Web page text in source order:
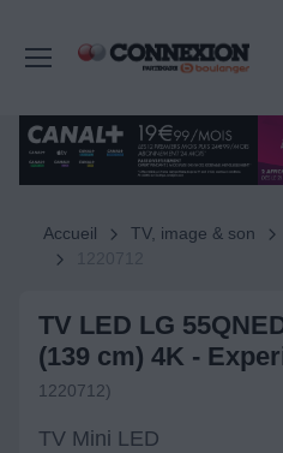
Accueil TV, image & son
TV LED LG
(139 cm) 4K -
1220712)
TV Mini LED